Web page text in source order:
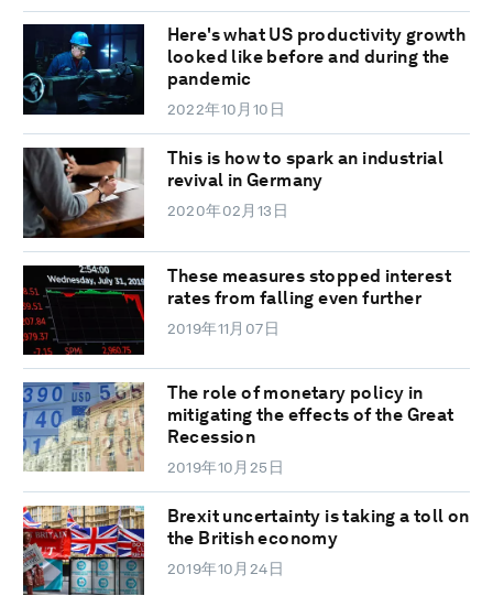
Here's what US productivity growth
looked like before and during the
pandemic
2022年10月10日
This is how to spark an industrial
revival in Germany
2020年02月13日
These measures stopped interest
rates from falling even further
2019年11月07日
The role of monetary policy in
mitigating the effects of the Great
Recession
2019年10月25日
Brexit uncertainty is taking a toll on
the British economy
2019年10月24日